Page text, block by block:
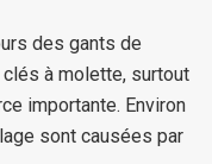
des gants de
à molette, surtout
importante. Environ
sont causées par